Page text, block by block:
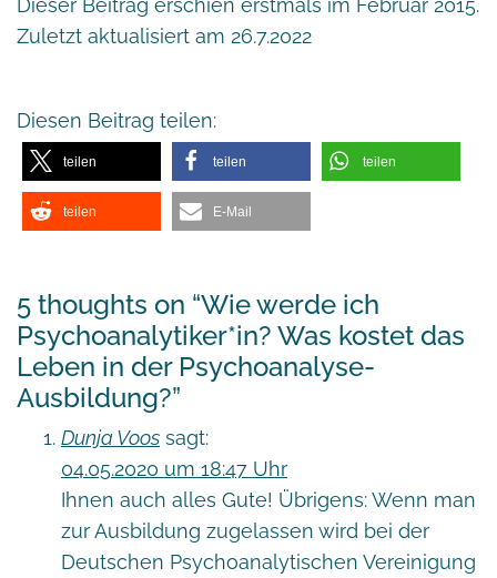
Zuletzt aktualisiert am 26.7.2022
Diesen Beitrag teilen:
teilen teilen teilen
teilen E-Mail
5 thoughts on “Wie werde ich
Psychoanalytiker*in? Was kostet das
Leben in der Psychoanalyse-
Ausbildung?”
Dunja Voos sagt:
04.05.2020 um 18:47 Uhr
Ihnen auch alles Gute! Übrigens: Wenn man
zur Ausbildung zugelassen wird bei der
Deutschen Psychoanalytischen Vereinigung